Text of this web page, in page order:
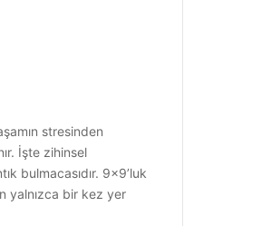
stresinden
İşte zihinsel
bulmacasıdır. 9×9’luk
yalnızca bir kez yer